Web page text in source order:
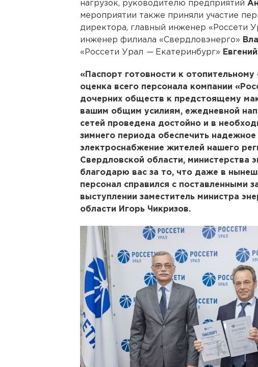
нагрузок, руководителю предприятий
мероприятии также приняли участие
директора, главный инженер «Россети
инженер филиала «Свердловэнерго»
«Россети Урал —Екатеринбург»
«Паспорт готовности к отопительному
оценка всего персонала компании
дочерних обществ к предстоящему
вашим общим усилиям, ежедневной
сетей проведена достойно и в
зимнего периода обеспечить
электроснабжение жителей нашего
Свердловской области, министерства
благодарю вас за то, что даже в
персонал справился с поставленными
выступлении заместитель министра
области Игорь Чикризов.